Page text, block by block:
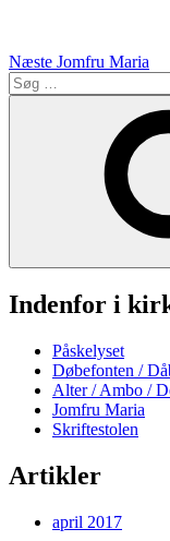
Næste Jomfru Maria
Søg
efter:
Indenfor i
Påskelyset
Døbefonten /
Alter / Ambo /
Jomfru Maria
Skriftestolen
Artikler
april 2017